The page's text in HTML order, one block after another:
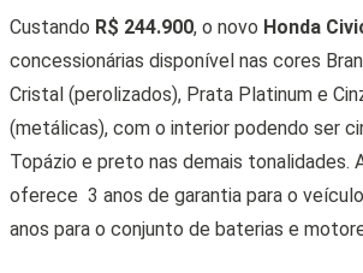
Custando R$ 244.900, o novo Honda
concessionárias disponível nas cores
Cristal (perolizados), Prata Platinum e
(metálicas), com o interior podendo ser
Topázio e preto nas demais tonalidades.
oferece 3 anos de garantia para o
anos para o conjunto de baterias e